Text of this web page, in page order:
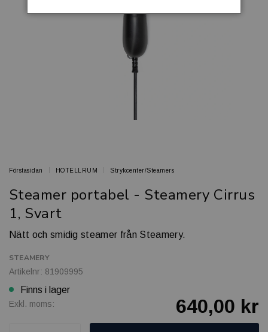
Förstasidan HOTELLRUM Strykcenter/Steamers
Steamer portabel - Steamery Cirrus
1, Svart
Nätt och smidig steamer från Steamery.
STEAMERY
Artikelnr: 81909995
Finns i lager
Exkl. moms: 640,00 kr